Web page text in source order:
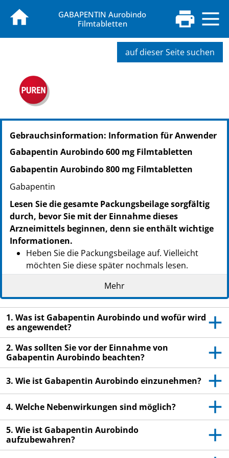
GABAPENTIN Aurobindo
Filmtabletten
auf dieser Seite suchen
PZN: 09478418
PPN: 110947841846
NTIN: 04150094784181
PPN: 110947842412
NTIN: 04150094784242
PZN: 09478447
PPN: 110947844765
NTIN: 04150094784471
Gebrauchsinformation: Information für Anwender
Gabapentin Aurobindo 600 mg Filmtabletten
Gabapentin Aurobindo 800 mg Filmtabletten
Gabapentin
Lesen Sie die gesamte Packungsbeilage sorgfältig
durch, bevor Sie mit der Einnahme dieses
Arzneimittels beginnen, denn sie enthält wichtige
Informationen.
Heben Sie die Packungsbeilage auf. Vielleicht
möchten Sie diese später nochmals lesen.
Wenn Sie weitere Fragen haben, wenden Sie sich
an Ihren Arzt oder Apotheker.
Dieses Arzneimittel wurde Ihnen persönlich
verschrieben. Geben Sie es nicht an Dritte weiter.
Es kann anderen Menschen schaden, auch wenn
diese die gleichen Beschwerden haben wie Sie.
Wenn Sie Nebenwirkungen bemerken,
wenden Sie sich an Ihren Arzt oder
Apotheker. Dies gilt auch für
Nebenwirkungen, die nicht in dieser
Packungsbeilage angegeben sind. Siehe
Abschnitt 4.
Mehr
1. Was ist Gabapentin Aurobindo und wofür wird
es angewendet?
2. Was sollten Sie vor der Einnahme von
Gabapentin Aurobindo beachten?
3. Wie ist Gabapentin Aurobindo einzunehmen?
4. Welche Nebenwirkungen sind möglich?
5. Wie ist Gabapentin Aurobindo
aufzubewahren?